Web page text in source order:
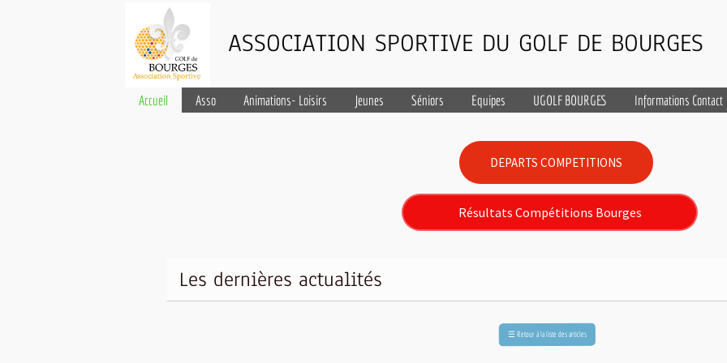
ASSOCIATION SPORTIVE DU GOLF DE BOURGES
Accueil Asso Animations- Loisirs Jeunes Séniors Equipes UGOLF BOURGES Informations Contact
DEPARTS COMPETITIONS
Résultats Compétitions Bourges
Les dernières actualités
☰ Retour à la liste des articles